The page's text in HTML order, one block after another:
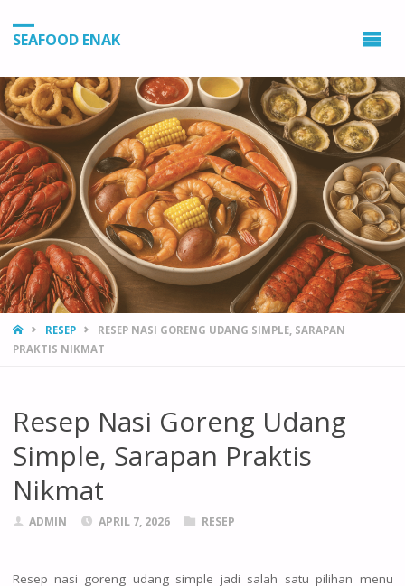
SEAFOOD ENAK
HOMERESEP
RESEP NASI GORENG UDANG SIMPLE, SARAPAN
PRAKTIS NIKMAT
Resep Nasi Goreng Udang
Simple, Sarapan Praktis
Nikmat
ADMIN APRIL 7, 2026 RESEP
Resep nasi goreng udang simple jadi salah satu pilihan menu